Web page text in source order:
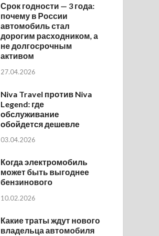
Срок годности — 3 года:
почему в России
автомобиль стал
дорогим расходником, а
не долгосрочным
активом
27.04.2026
Niva Travel против Niva
Legend: где
обслуживание
обойдется дешевле
03.04.2026
Когда электромобиль
может быть выгоднее
бензинового
10.02.2026
Какие траты ждут нового
владельца автомобиля